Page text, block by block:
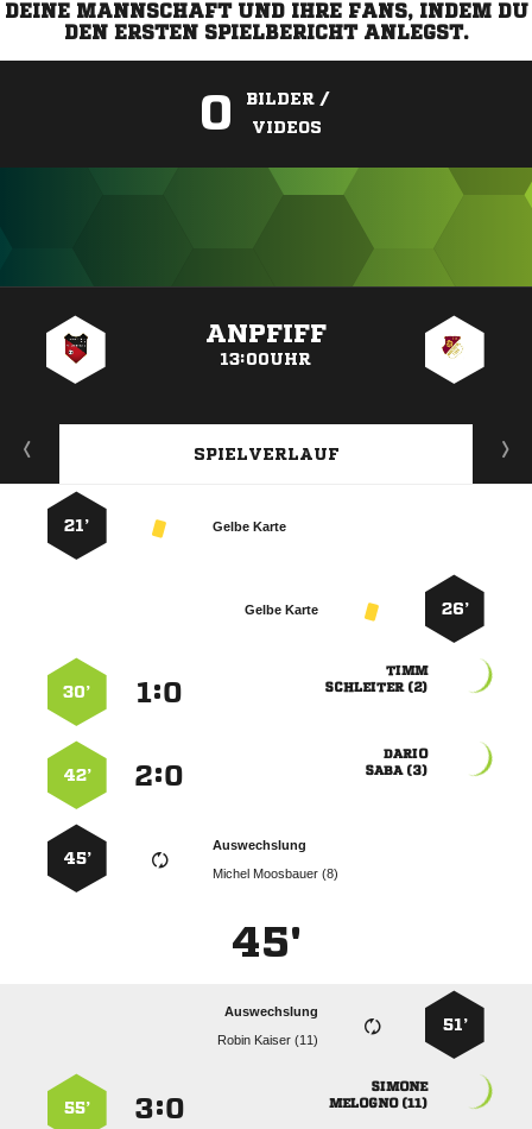
DEINE MANNSCHAFT UND IHRE FANS, INDEM DU
DEN ERSTEN SPIELBERICHT ANLEGST.
0
BILDER /
VIDEOS
ANPFIFF
13:00UHR
SPIELVERLAUF
Gelbe Karte
21’
26’
Gelbe Karte

 
:
30’

 
:
42’
Auswechslung
  
45’
45'
51’
Auswechslung
  

 
:
55’